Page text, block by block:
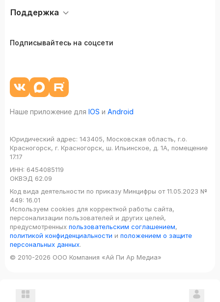
Поддержка
Подписывайтесь на соцсети
Наше приложение для IOS и Android
Юридический адрес: 143405, Московская область, г.о.
Красногорск, г. Красногорск, ш. Ильинское, д. 1А, помещение
17.17
ИНН: 6454085119
ОКВЭД 62.09
Код вида деятельности по приказу Минцифры от 11.05.2023 №
449: 16.01
Используем cookies для корректной работы сайта,
персонализации пользователей и других целей,
предусмотренных пользовательским соглашением,
политикой конфиденциальности и положением о защите
персональных данных.
© 2010-2026 ООО Компания «Ай Пи Ар Медиа»